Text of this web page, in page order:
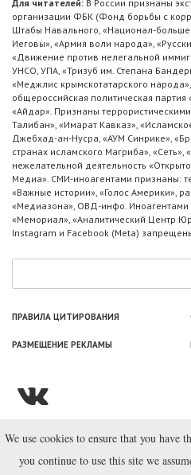
Для читателей: В России признаны
организации ФБК (Фонд борьбы с
Штабы Навального, «Национал-
Иеговы», «Армия воли народа»,
«Движение против нелегальной
УНСО, УПА, «Тризуб им. Степана
«Меджлис крымскотатарского
общероссийская политическая партия
«Айдар». Признаны
Талибан», «Имарат Кавказ»,
Джебхад-ан-Нусра, «АУМ Синрике»,
странах исламского Магриба»,
нежелательной деятельность
Медиа». СМИ-иноагентами признаны:
«Важные истории», «Голос Америки»,
«Медиазона», ОВД-инфо.
«Мемориал», «Аналитический Центр
Instagram и Facebook (Metа)
ПРАВИЛА ЦИТИРОВАНИЯ
РАЗМЕЩЕНИЕ РЕКЛАМЫ
© ООО «Лаборатория
We use cookies to ensure that you have
you continue to use this site we